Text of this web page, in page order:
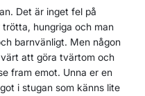
Det är inget fel på
trötta, hungriga och man
barnvänligt. Men någon
värt att göra tvärtom och
fram emot. Unna er en
i stugan som känns lite